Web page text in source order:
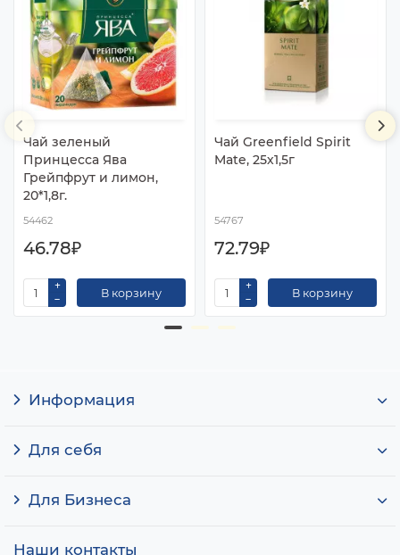
Чай зеленый
Принцесса Ява
Грейпфрут и лимон,
20*1,8г.
54462
46.78₽
В корзину
Чай Greenfield Spirit
Mate, 25х1,5г
54767
72.79₽
В корзину
Информация
Для себя
Для Бизнеса
Наши контакты